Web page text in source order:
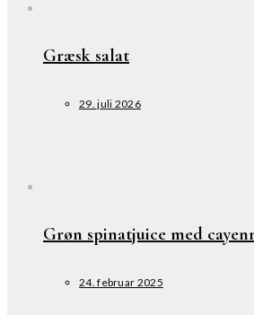
Græsk salat
29. juli 2026
Grøn spinatjuice med
24. februar 2025